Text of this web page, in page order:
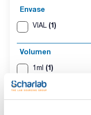
Envase
VIAL (1)
Volumen
1ml (1)